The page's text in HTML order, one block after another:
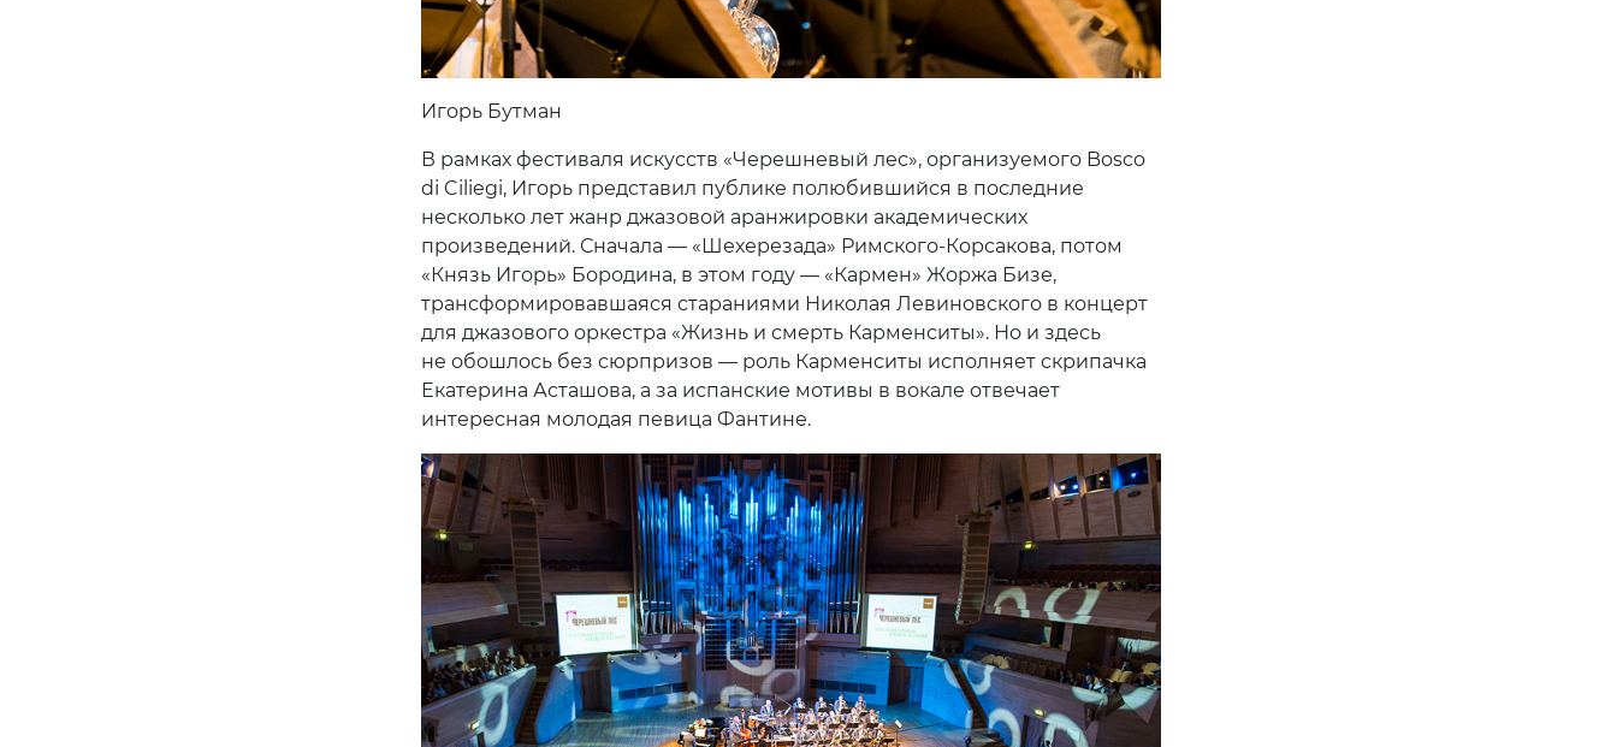
Игорь Бутман
В рамках фестиваля искусств «Черешневый лес», организуемого Bosco
di Ciliegi, Игорь представил публике полюбившийся в последние
несколько лет жанр джазовой аранжировки академических
произведений. Сначала — «Шехерезада» Римского-Корсакова, потом
«Князь Игорь» Бородина, в этом году — «Кармен» Жоржа Бизе,
трансформировавшаяся стараниями Николая Левиновского в концерт
для джазового оркестра «Жизнь и смерть Карменситы». Но и здесь
не обошлось без сюрпризов — роль Карменситы исполняет скрипачка
Екатерина Асташова, а за испанские мотивы в вокале отвечает
интересная молодая певица Фантине.